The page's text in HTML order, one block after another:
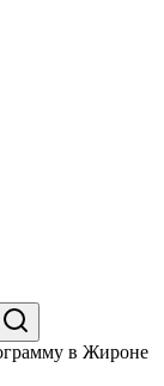
Search в Жироне